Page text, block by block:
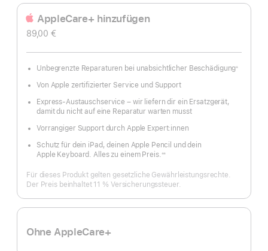
AppleCare+ hinzufügen
89,00 €
Unbegrenzte Reparaturen bei unabsichtlicher Beschädigung※
Von Apple zertifizierter Service und Support
Express-Austauschservice – wir liefern dir ein Ersatzgerät,
damit du nicht auf eine Reparatur warten musst
Vorrangiger Support durch Apple Expert:innen
Schutz für dein iPad, deinen Apple Pencil und dein
Apple Keyboard. Alles zu einem Preis.
Fußnote
※※
Für dieses Produkt gelten gesetzliche Gewährleistungs­rechte.
Der Preis beinhaltet 11 % Versicherungs­steuer.
Ohne AppleCare+